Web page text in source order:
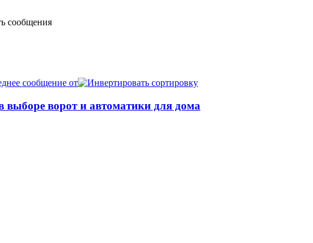
сообщения
сообщение от
ворот и автоматики для дома